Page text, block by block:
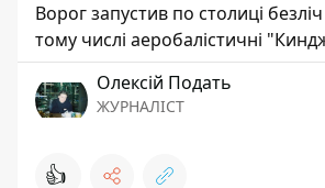
Ворог запустив по столиці
тому числі аеробалістичні
Олексій Подать
ЖУРНАЛІСТ
👍